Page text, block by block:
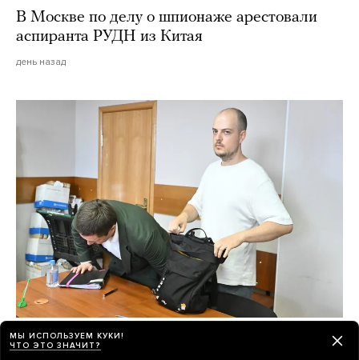
В Москве по делу о шпионаже арестовали
аспиранта РУДН из Китая
день назад
Итог «дела книгоиздателей» о продаже
квир-литературы — три условных
МЫ ИСПОЛЬЗУЕМ КУКИ!
ЧТО ЭТО ЗНАЧИТ?